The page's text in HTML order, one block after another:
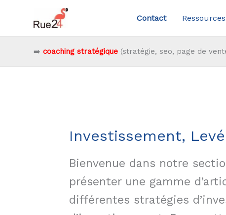
contenu
Contact
➡️ coaching stratégique(stratégie, seo, page de
Investissement,
Bienvenue dans notre
présenter une gamme
différentes stratégies